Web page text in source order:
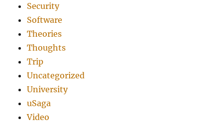
Security
Software
Theories
Thoughts
Trip
Uncategorized
University
uSaga
Video